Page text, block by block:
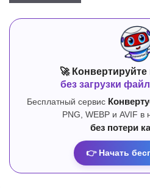
🚀
без загрузки
Бесплатный сервис
PNG, WEBP и AVIF
без потери
👉 Начать